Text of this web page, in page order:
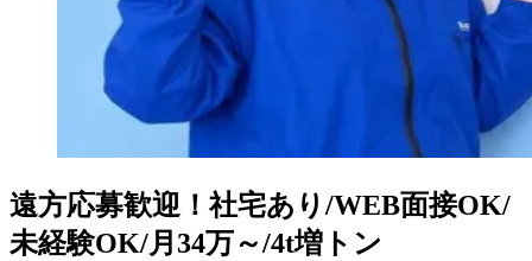
遠方応募歓迎！社宅あり/WEB面接OK/
未経験OK/月34万～/4t増トン